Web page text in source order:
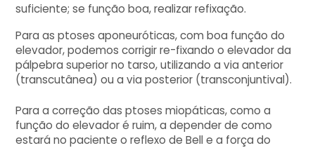
suficiente; se função boa, realizar refixação.
Para as ptoses aponeuróticas, com boa função do
elevador, podemos corrigir re-fixandoo elevador da
pálpebra superior no tarso, utilizando a via anterior
(transcutânea) ou a via posterior (transconjuntival).
Para a correção das ptoses miopáticas, como a
função do elevador é ruim, a depender de como
estará no paciente o reflexo de Bell e a força do